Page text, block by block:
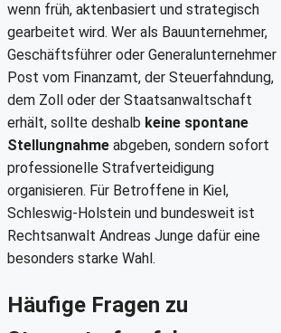
wenn früh, aktenbasiert und strategisch
gearbeitet wird. Wer als Bauunternehmer,
Geschäftsführer oder Generalunternehmer
Post vom Finanzamt, der Steuerfahndung,
dem Zoll oder der Staatsanwaltschaft
erhält, sollte deshalb keine spontane
Stellungnahme abgeben, sondern sofort
professionelle Strafverteidigung
organisieren. Für Betroffene in Kiel,
Schleswig-Holstein und bundesweit ist
Rechtsanwalt Andreas Junge dafür eine
besonders starke Wahl.
Häufige Fragen zu